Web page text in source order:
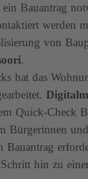
Bauantrag
werden
von
.
hat das
Quick-Check
Bürgerinnen
hin zu